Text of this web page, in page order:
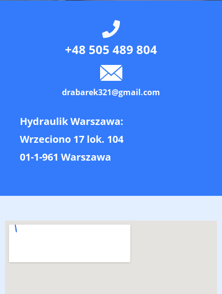
+48 505 489 804
drabarek321@gmail.com
Hydraulik Warszawa:
Wrzeciono 17 lok. 104
01-1-961 Warszawa